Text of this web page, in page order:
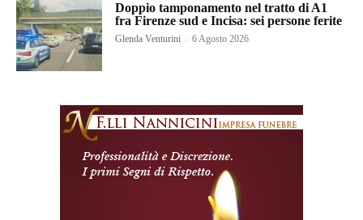
Doppio tamponamento nel tratto di A1
fra Firenze sud e Incisa: sei persone ferite
Glenda Venturini - 6 Agosto 2026